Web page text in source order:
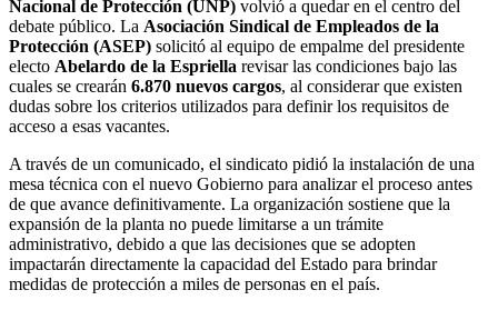
Nacional de Protección (UNP) volvió a quedar en el centro del
debate público. La Asociación Sindical de Empleados de la
Protección (ASEP) solicitó al equipo de empalme del presidente
electo Abelardo de la Espriella revisar las condiciones bajo las
cuales se crearán 6.870 nuevos cargos, al considerar que existen
dudas sobre los criterios utilizados para definir los requisitos de
acceso a esas vacantes.
A través de un comunicado, el sindicato pidió la instalación de una
mesa técnica con el nuevo Gobierno para analizar el proceso antes
de que avance definitivamente. La organización sostiene que la
expansión de la planta no puede limitarse a un trámite
administrativo, debido a que las decisiones que se adopten
impactarán directamente la capacidad del Estado para brindar
medidas de protección a miles de personas en el país.